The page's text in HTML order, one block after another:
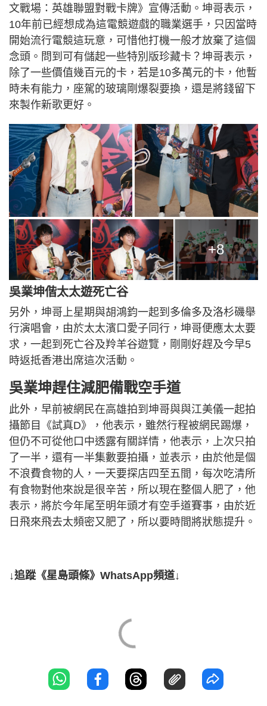
文戰場：英雄聯盟對戰卡牌》宣傳活動。坤哥表示，
10年前已經想成為這電競遊戲的職業選手，只因當時
開始流行電競這玩意，可惜他打機一般才放棄了這個
念頭。問到可有儲起一些特別版珍藏卡？坤哥表示，
除了一些價值幾百元的卡，若是10多萬元的卡，他暫
時未有能力，座駕的玻璃剛爆裂要換，還是將錢留下
來製作新歌更好。
+8
吳業坤偕太太遊死亡谷
另外，坤哥上星期與胡鴻鈞一起到多倫多及洛杉磯舉
行演唱會，由於太太濱口愛子同行，坤哥便應太太要
求，一起到死亡谷及羚羊谷遊覽，剛剛好趕及今早5
時返抵香港出席這次活動。
吳業坤趕住減肥備戰空手道
此外，早前被網民在高雄拍到坤哥與與江美儀一起拍
攝節目《試真D》，他表示，雖然行程被網民踢爆，
但仍不可從他口中透露有關詳情，他表示，上次只拍
了一半，還有一半集數要拍攝，並表示，由於他是個
不浪費食物的人，一天要探店四至五間，每次吃清所
有食物對他來說是很辛苦，所以現在整個人肥了，他
表示，將於今年尾至明年頭才有空手道賽事，由於近
日飛來飛去太頻密又肥了，所以要時間將狀態提升。
↓追蹤《星島頭條》WhatsApp頻道↓